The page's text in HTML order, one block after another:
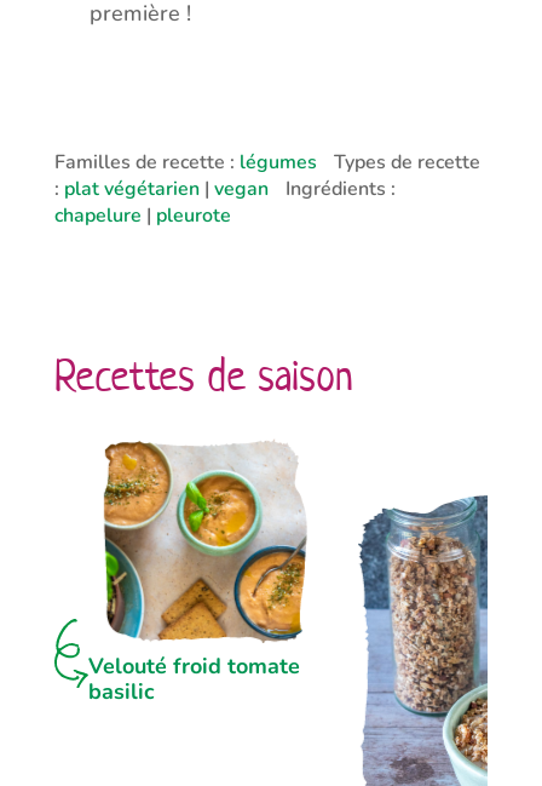
première !
Familles de recette : légumes
Types de recette
: plat végétarien| vegan
Ingrédients :
chapelure | pleurote
Recettes de saison
Velouté froid tomate
basilic